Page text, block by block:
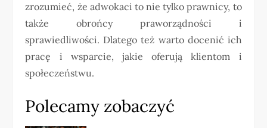
zrozumieć, że adwokaci to nie tylko prawnicy, to
także obrońcy praworządności i
sprawiedliwości. Dlatego też warto docenić ich
pracę i wsparcie, jakie oferują klientom i
społeczeństwu.
Polecamy zobaczyć